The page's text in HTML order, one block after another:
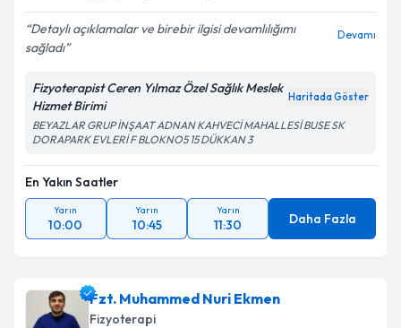
Detaylı açıklamalar ve birebir ilgisi devamlılığımı
sağladı
Devamı
Fizyoterapist Ceren Yılmaz Özel Sağlık Meslek
Hizmet Birimi
Haritada Göster
BEYAZLAR GRUP İNŞAAT ADNAN KAHVECİ MAHALLESİ BUSE SK
DORAPARK EVLERİ F BLOKNO5 15 DÜKKAN 3
En Yakın Saatler
Yarın
10:00
Yarın
10:45
Yarın
11:30 Daha Fazla
Fzt. Muhammed Nuri Ekmen
Fizyoterapi